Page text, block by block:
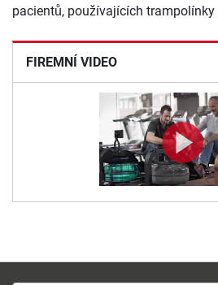
FIREMNÍ VIDEO
pacientů, používajících